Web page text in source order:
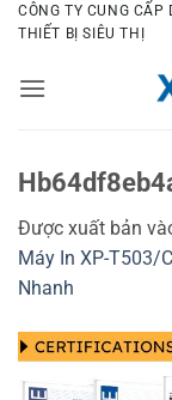
Bỏ
qua
dung
CÔNG TY CUNG
THIẾT BỊ SIÊU THỊ
Được xuất bản
Máy In XP-T503/
Nhanh